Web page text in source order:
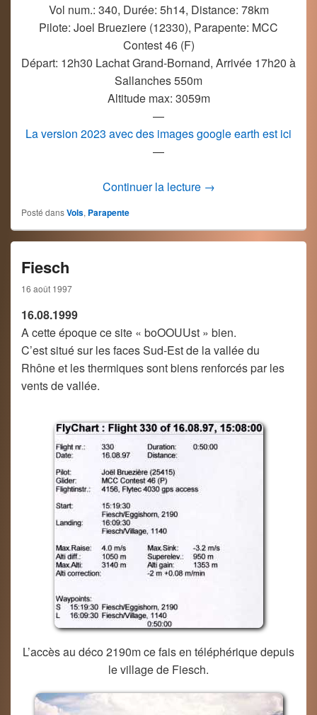
Vol num.: 340, Durée: 5h14, Distance: 78km
Pilote: Joel Brueziere (12330), Parapente: MCC
Contest 46 (F)
Départ: 12h30 Lachat Grand-Bornand, Arrivée 17h20 à
Sallanches 550m
Altitude max: 3059m
—
La version 2023 avec des images google earth est ici
—
Continuer la lecture Le Grand Bornand –
→
Posté dansVols, Parapente
Fiesch
16 août 1997
16.08.1999
A cette époque ce site « boOOUUst » bien.
C’est situé sur les faces Sud-Est de la vallée du
Rhône et les thermiques sont biens renforcés par les
vents de vallée.
L’accès au déco 2190m ce fais en téléphérique depuis
le village de Fiesch.